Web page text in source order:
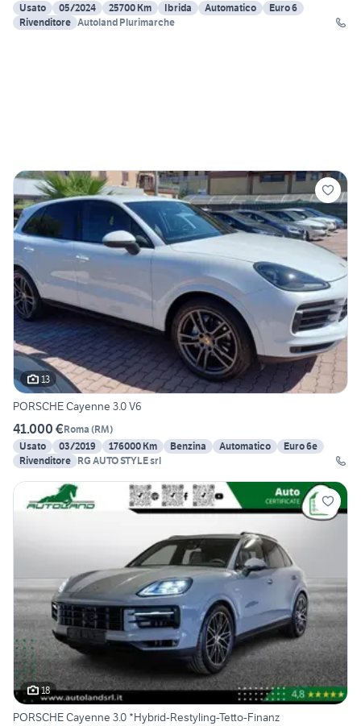
Usato
05/2024 25700 Km Ibrida Automatico
Euro 6
Rivenditore Autoland Plurimarche
13
PORSCHE Cayenne 3.0 V6
41.000 €Roma (RM)
Usato
03/2019 176000 Km Benzina Automatico
Euro 6e
Rivenditore RG AUTO STYLE srl
18
PORSCHE Cayenne 3.0 *Hybrid-Restyling-Tetto-Finanz